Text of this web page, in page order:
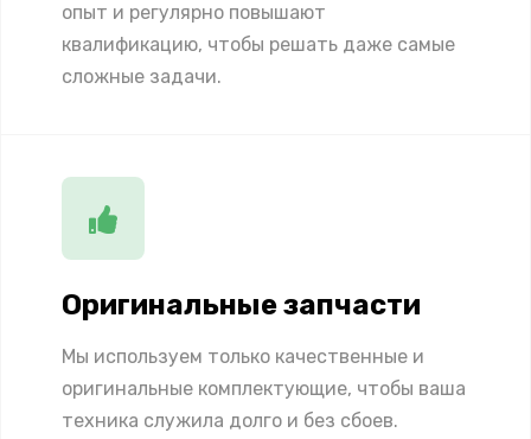
опыт и регулярно повышают
квалификацию, чтобы решать даже самые
сложные задачи.
Оригинальные запчасти
Мы используем только качественные и
оригинальные комплектующие, чтобы ваша
техника служила долго и без сбоев.